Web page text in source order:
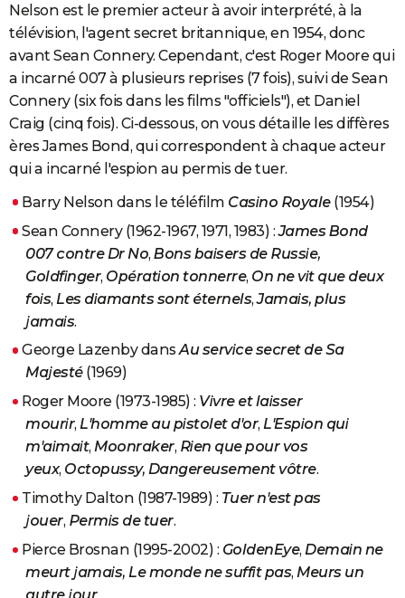
Nelson est le premier acteur à avoir interprété, à la
télévision, l'agent secret britannique, en 1954, donc
avant Sean Connery. Cependant, c'est Roger Moore qui
a incarné 007 à plusieurs reprises (7 fois), suivi de Sean
Connery (six fois dans les films "officiels"), et Daniel
Craig (cinq fois). Ci-dessous, on vous détaille les diffères
ères James Bond, qui correspondent à chaque acteur
qui a incarné l'espion au permis de tuer.
Barry Nelson dans le téléfilm Casino Royale(1954)
Sean Connery (1962-1967, 1971, 1983) :James Bond
007 contre Dr No, Bons baisers de Russie,
Goldfinger, Opération tonnerre, On ne vit que deux
fois, Les diamants sont éternels,Jamais, plus
jamais.
George Lazenby dansAu service secret de Sa
Majesté(1969)
Roger Moore (1973-1985) : Vivre et laisser
mourir, L'homme au pistolet d'or, L'Espion qui
m'aimait, Moonraker, Rien que pour vos
yeux, Octopussy, Dangereusement vôtre.
Timothy Dalton (1987-1989) : Tuer n'est pas
jouer, Permis de tuer.
Pierce Brosnan (1995-2002) : GoldenEye,Demain ne
meurt jamais, Le monde ne suffit pas, Meurs un